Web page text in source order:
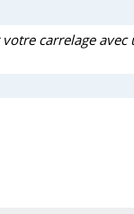
carrelage